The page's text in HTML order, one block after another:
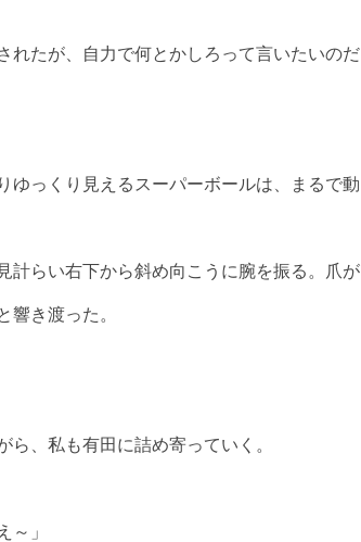
たが、自力で何とかしろって言いたいのだ
っくり見えるスーパーボールは、まるで動
らい右下から斜め向こうに腕を振る。爪が
響き渡った。
、私も有田に詰め寄っていく。
～」